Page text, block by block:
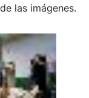
las imágenes.